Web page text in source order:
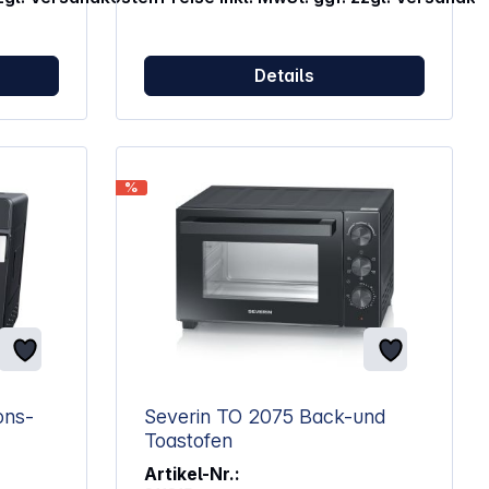
Grill,
+
Details
%
Severin TO 2075 Back-und
Toastofen
Artikel-Nr.: